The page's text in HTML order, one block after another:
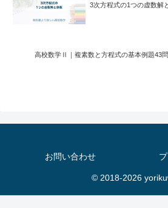
3次方程式の1つの虚数解
高校数学Ⅱ｜複素数と方程式の基本例題43
お問い合わせ
© 2018-2026